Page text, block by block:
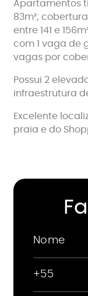
Apartamentos
83m²;
entre 141 e
com 1 vaga de
vagas por
Possui 2
infraestrutura
Excelente
praia e do